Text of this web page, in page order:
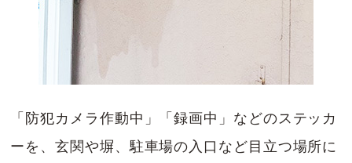
「防犯カメラ作動中」「録画中」などのステッカ
ーを、玄関や塀、駐車場の入口など目立つ場所に